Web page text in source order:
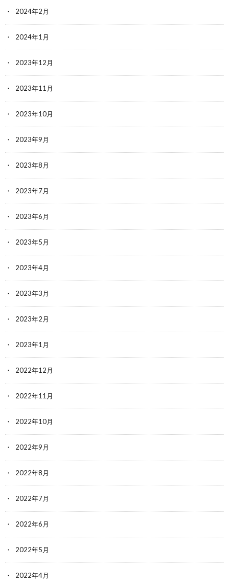
2024年2月
2024年1月
2023年12月
2023年11月
2023年10月
2023年9月
2023年8月
2023年7月
2023年6月
2023年5月
2023年4月
2023年3月
2023年2月
2023年1月
2022年12月
2022年11月
2022年10月
2022年9月
2022年8月
2022年7月
2022年6月
2022年5月
2022年4月